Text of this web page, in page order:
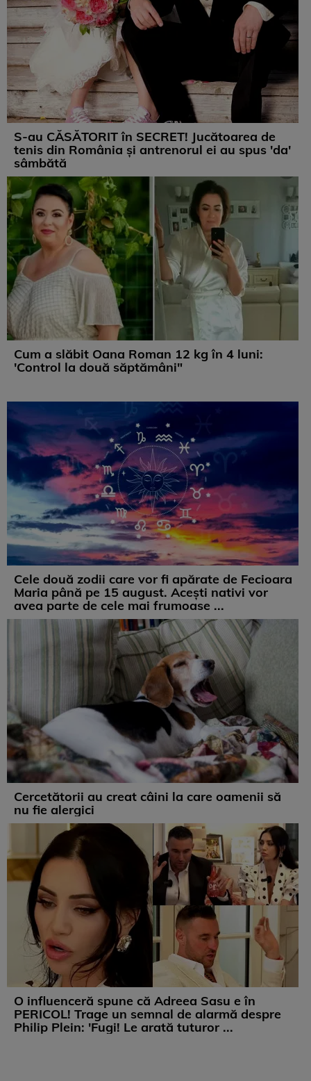
S-au CĂSĂTORIT în SECRET! Jucătoarea de
tenis din România și antrenorul ei au spus 'da'
sâmbătă
Cum a slăbit Oana Roman 12 kg în 4 luni:
'Control la două săptămâni"
Cele două zodii care vor fi apărate de Fecioara
Maria până pe 15 august. Acești nativi vor
avea parte de cele mai frumoase ...
Cercetătorii au creat câini la care oamenii să
nu fie alergici
O influenceră spune că Adreea Sasu e în
PERICOL! Trage un semnal de alarmă despre
Philip Plein: 'Fugi! Le arată tuturor ...